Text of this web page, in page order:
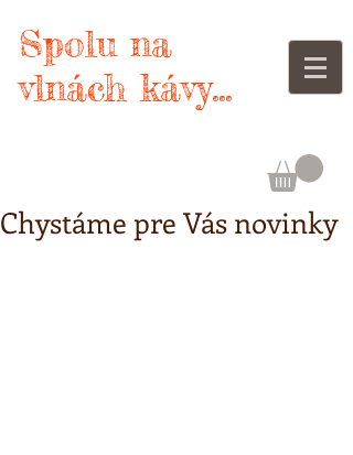
Spolu na
vlnách kávy...
Chystáme pre Vás novinky